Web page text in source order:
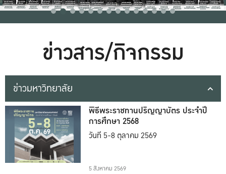
ข่าวสาร/กิจกรรม
ข่าวมหาวิทยาลัย
พิธีพระราชทานปริญญาบัตร ประจำปี
การศึกษา 2568
วันที่ 5-8 ตุลาคม 2569
5 สิงหาคม 2569